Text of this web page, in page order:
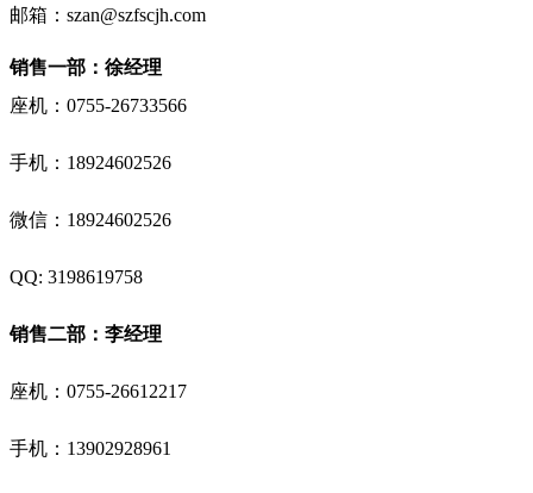
邮箱：szan@szfscjh.com
销售一部：徐经理
座机：0755-26733566
手机： 18924602526
微信：18924602526
QQ: 3198619758
销售二部：李经理
座机：0755-26612217
手机： 13902928961